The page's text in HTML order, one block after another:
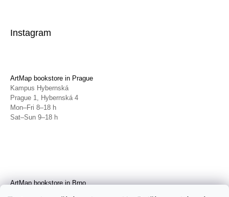
Instagram
ArtMap bookstore in Prague
Kampus Hybernská
Prague 1, Hybernská 4
Mon–Fri 8–18 h
Sat–Sun 9–18 h
ArtMap bookstore in Brno